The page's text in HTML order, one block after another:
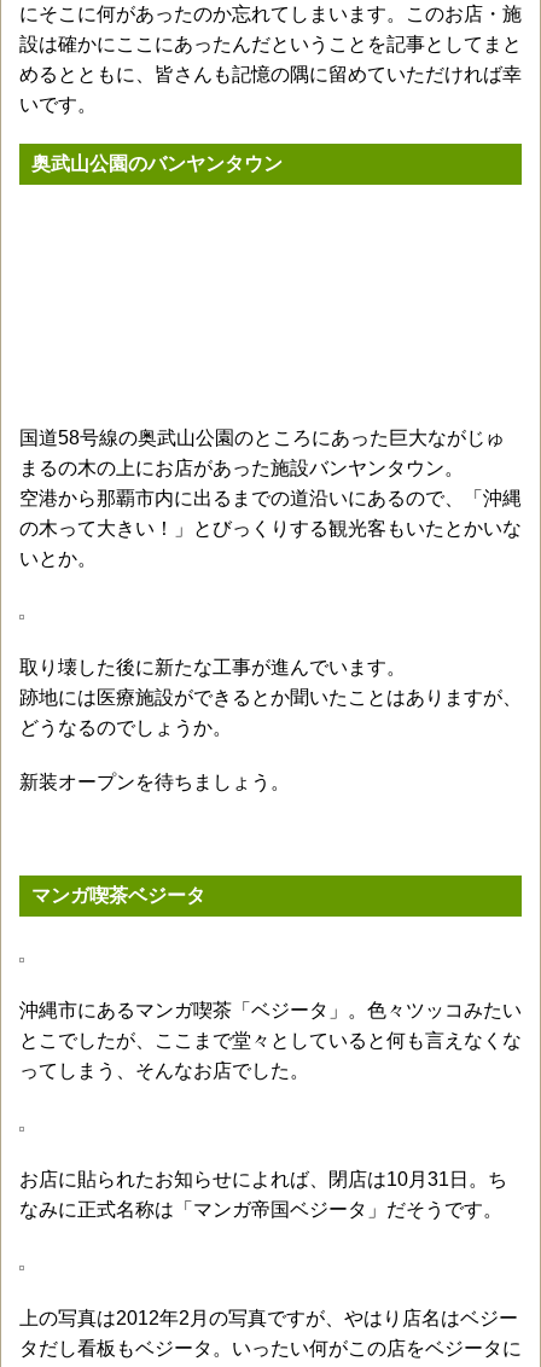
にそこに何があったのか忘れてしまいます。このお店・施
設は確かにここにあったんだということを記事としてまと
めるとともに、皆さんも記憶の隅に留めていただければ幸
いです。
奥武山公園のバンヤンタウン
国道58号線の奥武山公園のところにあった巨大ながじゅ
まるの木の上にお店があった施設バンヤンタウン。
空港から那覇市内に出るまでの道沿いにあるので、「沖縄
の木って大きい！」とびっくりする観光客もいたとかいな
いとか。
取り壊した後に新たな工事が進んでいます。
跡地には医療施設ができるとか聞いたことはありますが、
どうなるのでしょうか。
新装オープンを待ちましょう。
マンガ喫茶ベジータ
沖縄市にあるマンガ喫茶「ベジータ」。色々ツッコみたい
とこでしたが、ここまで堂々としていると何も言えなくな
ってしまう、そんなお店でした。
お店に貼られたお知らせによれば、閉店は10月31日。ち
なみに正式名称は「マンガ帝国ベジータ」だそうです。
上の写真は2012年2月の写真ですが、やはり店名はベジー
タだし看板もベジータ。いったい何がこの店をベジータに